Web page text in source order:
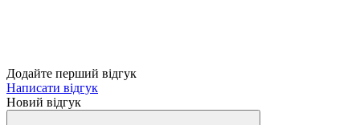
Додайте перший відгук
Написати відгук
Новий відгук